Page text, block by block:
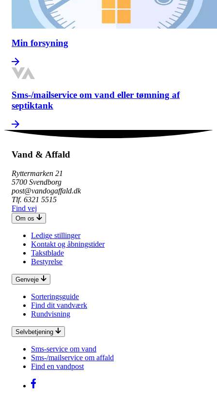
Min forsyning
Sms-/mailservice om vand eller tømning af
septiktank
Vand & Affald
Ryttermarken 21
5700 Svendborg
post@vandogaffald.dk
Tlf. 6321 5515
Find vej
Om os
Ledige stillinger
Kontakt og åbningstider
Takstblade
Bestyrelse
Genveje
Sorteringsguide
Find dit vandværk
Rundvisning
Selvbetjening
Sms-service om vand
Sms-/mailservice om affald
Find en vandpost